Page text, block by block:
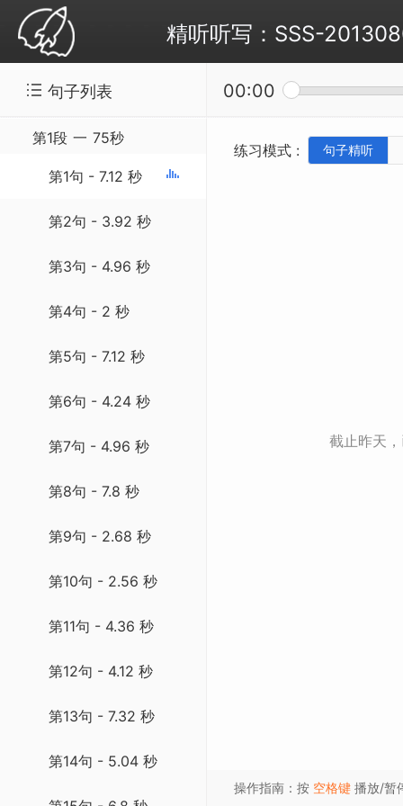
精听听写：SSS-
句子列表 00:00
第1段 一 75秒
第1句 - 7.12 秒
第2句 - 3.92 秒
第3句 - 4.96 秒
第4句 - 2 秒
第5句 - 7.12 秒
第6句 - 4.24 秒
第7句 - 4.96 秒
第8句 - 7.8 秒
第9句 - 2.68 秒
第10句 - 2.56 秒
第11句 - 4.36 秒
第12句 - 4.12 秒
第13句 - 7.32 秒
第14句 - 5.04 秒
练习模式 : 句子精听
截止昨天
操作指南：按 空格键 播放/暂